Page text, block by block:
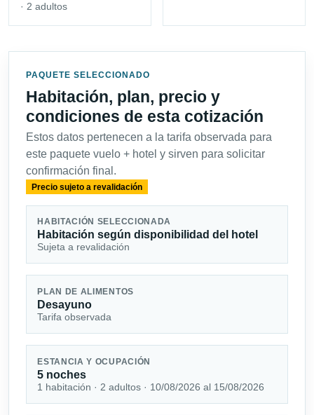
· 2 adultos
PAQUETE SELECCIONADO
Habitación, plan, precio y
condiciones de esta cotización
Estos datos pertenecen a la tarifa observada para
este paquete vuelo + hotel y sirven para solicitar
confirmación final.
Precio sujeto a revalidación
HABITACIÓN SELECCIONADA
Habitación según disponibilidad del hotel
Sujeta a revalidación
PLAN DE ALIMENTOS
Desayuno
Tarifa observada
ESTANCIA Y OCUPACIÓN
5 noches
1 habitación · 2 adultos · 10/08/2026 al 15/08/2026